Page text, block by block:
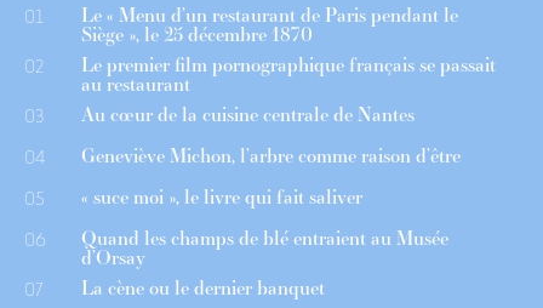
01 Le « Menu d’un restaurant de Paris pendant le
Siège », le 25 décembre 1870
02 Le premier film pornographique français se passait
au restaurant
03 Au cœur de la cuisine centrale de Nantes
04 Geneviève Michon, l’arbre comme raison d’être
05 « suce moi », le livre qui fait saliver
06 Quand les champs de blé entraient au Musée
d’Orsay
07 La cène ou le dernier banquet